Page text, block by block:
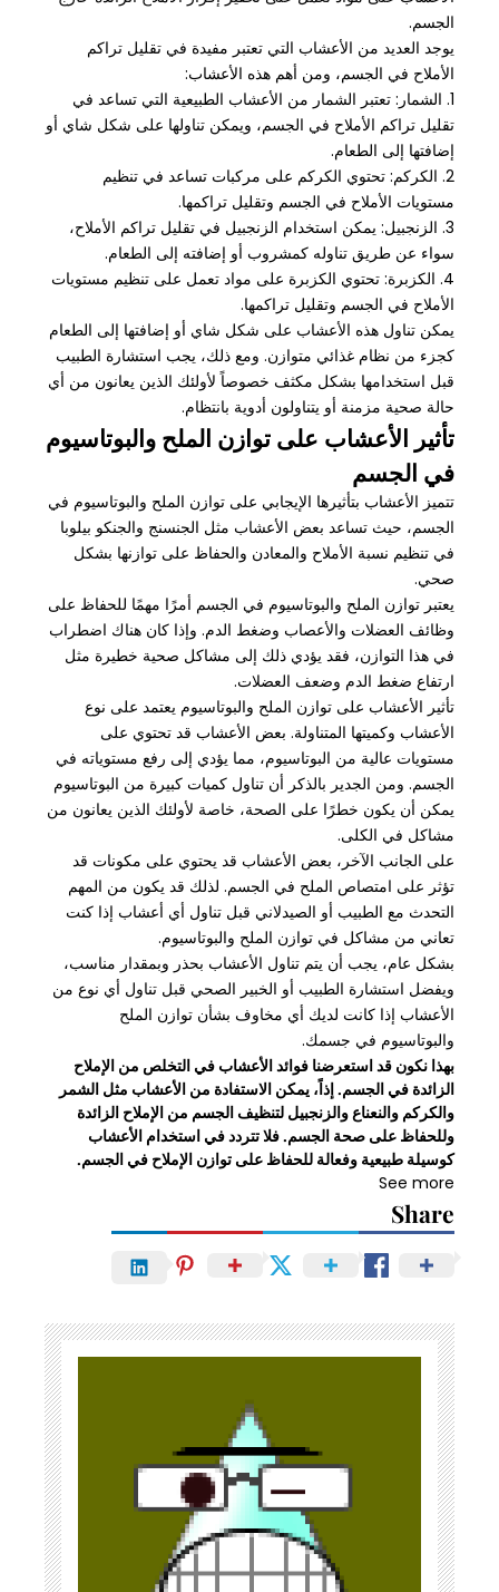
الجسم.
يوجد العديد من الأعشاب التي تعتبر مفيدة في تقليل تراكم
الأملاح في الجسم، ومن أهم هذه الأعشاب:
1. الشمار: تعتبر الشمار من الأعشاب الطبيعية التي تساعد في
تقليل تراكم الأملاح في الجسم، ويمكن تناولها على شكل شاي أو
إضافتها إلى الطعام.
2. الكركم: تحتوي الكركم على مركبات تساعد في تنظيم
مستويات الأملاح في الجسم وتقليل تراكمها.
3. الزنجبيل: يمكن استخدام الزنجبيل في تقليل تراكم الأملاح،
سواء عن طريق تناوله كمشروب أو إضافته إلى الطعام.
4. الكزبرة: تحتوي الكزبرة على مواد تعمل على تنظيم مستويات
الأملاح في الجسم وتقليل تراكمها.
يمكن تناول هذه الأعشاب على شكل شاي أو إضافتها إلى الطعام
كجزء من نظام غذائي متوازن. ومع ذلك، يجب استشارة الطبيب
قبل استخدامها بشكل مكثف خصوصاً لأولئك الذين يعانون من أي
حالة صحية مزمنة أو يتناولون أدوية بانتظام.
تأثير الأعشاب على توازن الملح والبوتاسيوم
في الجسم
تتميز الأعشاب بتأثيرها الإيجابي على توازن الملح والبوتاسيوم في
الجسم، حيث تساعد بعض الأعشاب مثل الجنسنج والجنكو بيلوبا
في تنظيم نسبة الأملاح والمعادن والحفاظ على توازنها بشكل
صحي.
يعتبر توازن الملح والبوتاسيوم في الجسم أمرًا مهمًا للحفاظ على
وظائف العضلات والأعصاب وضغط الدم. وإذا كان هناك اضطراب
في هذا التوازن، فقد يؤدي ذلك إلى مشاكل صحية خطيرة مثل
ارتفاع ضغط الدم وضعف العضلات.
تأثير الأعشاب على توازن الملح والبوتاسيوم يعتمد على نوع
الأعشاب وكميتها المتناولة. بعض الأعشاب قد تحتوي على
مستويات عالية من البوتاسيوم، مما يؤدي إلى رفع مستوياته في
الجسم. ومن الجدير بالذكر أن تناول كميات كبيرة من البوتاسيوم
يمكن أن يكون خطرًا على الصحة، خاصة لأولئك الذين يعانون من
مشاكل في الكلى.
على الجانب الآخر، بعض الأعشاب قد يحتوي على مكونات قد
تؤثر على امتصاص الملح في الجسم. لذلك قد يكون من المهم
التحدث مع الطبيب أو الصيدلاني قبل تناول أي أعشاب إذا كنت
تعاني من مشاكل في توازن الملح والبوتاسيوم.
بشكل عام، يجب أن يتم تناول الأعشاب بحذر وبمقدار مناسب،
ويفضل استشارة الطبيب أو الخبير الصحي قبل تناول أي نوع من
الأعشاب إذا كانت لديك أي مخاوف بشأن توازن الملح
والبوتاسيوم في جسمك.
بهذا نكون قد استعرضنا فوائد الأعشاب في التخلص من الإملاح
الزائدة في الجسم. إذاً، يمكن الاستفادة من الأعشاب مثل الشمر
والكركم والنعناع والزنجبيل لتنظيف الجسم من الإملاح الزائدة
وللحفاظ على صحة الجسم. فلا تتردد في استخدام الأعشاب
كوسيلة طبيعية وفعالة للحفاظ على توازن الإملاح في الجسم.
See more
Share